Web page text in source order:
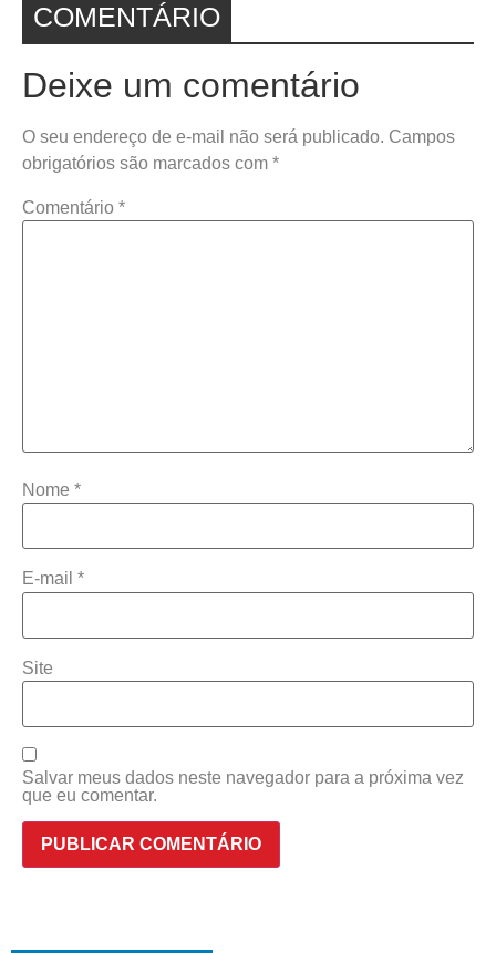
COMENTÁRIO
Deixe um comentário
O seu endereço de e-mail não será publicado. Campos
obrigatórios são marcados com *
Comentário *
Nome *
E-mail *
Site
Salvar meus dados neste navegador para a próxima vez
que eu comentar.